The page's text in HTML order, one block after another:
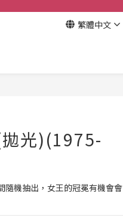
繁體中文
光)(1975-
機抽出，女王的冠冕有機會會